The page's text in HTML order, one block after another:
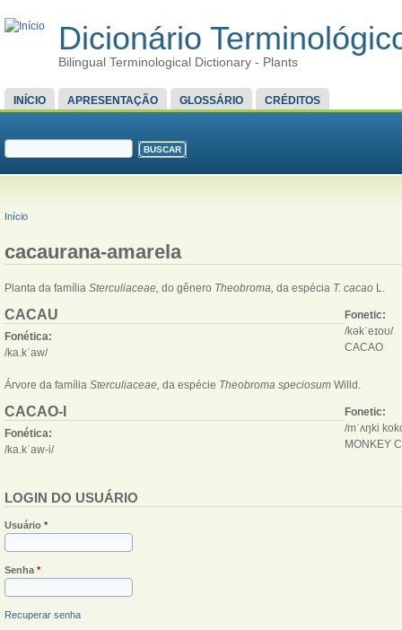
Dicionário
Bilingual Terminological Dictionary - Plants
MENU PRINCIPAL
INÍCIO APRESENTAÇÃO GLOSSÁRIO CRÉDITOS
FORMULÁRIO DE BUSCA
VOCÊ ESTÁ AQUI
Início
cacaurana-amarela
Planta da família Sterculiaceae, do gênero Theobroma, da espécia T. cacao L.
CACAU
Fonética:
/ka.kˈaw/
Fonetic:
/kəkˈeɪoʊ/
CACAO
Árvore da família Sterculiaceae, da espécie Theobroma speciosum Willd.
CACAO-I
Fonética:
/ka.kˈaw-i/
Fonetic:
/mˈʌŋki
MONKEY
LOGIN DO USUÁRIO
Usuário *
Senha *
Recuperar senha